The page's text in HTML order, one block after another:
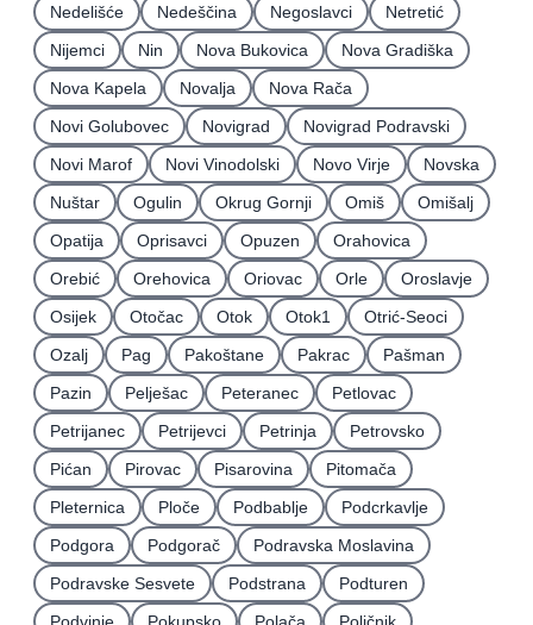
Nedelišće
Nedeščina Negoslavci
Netretić
Nijemci
Nin Nova Bukovica
Nova Gradiška
Nova Kapela
Novalja
Nova Rača
Novi Golubovec
Novigrad
Novigrad Podravski
Novi Marof
Novi Vinodolski Novo Virje
Novska
Nuštar
Ogulin Okrug Gornji Omiš
Omišalj
Opatija
Oprisavci Opuzen
Orahovica
Orebić
Orehovica Oriovac Orle
Oroslavje
Osijek
Otočac Otok Otok1
Otrić-Seoci
Ozalj
Pag Pakoštane Pakrac
Pašman
Pazin
Pelješac Peteranec
Petlovac
Petrijanec
Petrijevci Petrinja
Petrovsko
Pićan
Pirovac Pisarovina
Pitomača
Pleternica
Ploče Podbablje
Podcrkavlje
Podgora
Podgorač
Podravska Moslavina
Podravske Sesvete
Podstrana
Podturen
Podvinje
Pokupsko Polača
Poličnik